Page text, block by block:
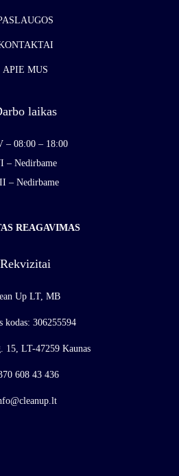
APIE MUS
laikas
– 08:00 – 18:00
– Nedirbame
– Nedirbame
REAGAVIMAS
Rekvizitai
Up LT, MB
kodas: 306255594
15, LT-47259 Kaunas
608 43 436